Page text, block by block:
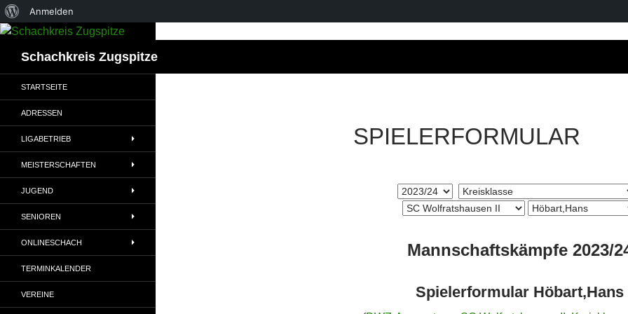
Über
WordPress
Anmelden
Zum
springenSchachkreis Zugspitze
SPIELERFORMULAR
Mannschaftskämpfe 2023/
Spielerformular Höbart,Hans
STARTSEITE
ADRESSEN
LIGABETRIEB
MEISTERSCHAFTEN
JUGEND
SENIOREN
ONLINESCHACH
TERMINKALENDER
VEREINE